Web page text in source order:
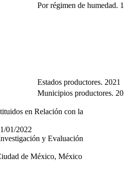
Por régimen de humedad.
Estados productores. 2021
Municipios productores.
en Relación con la
01/2022
y Evaluación
de México, México